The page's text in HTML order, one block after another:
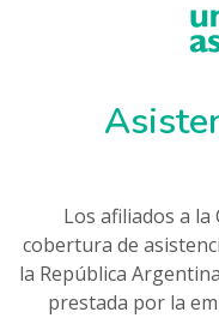
Los afiliados a la
cobertura de
la República
prestada por la